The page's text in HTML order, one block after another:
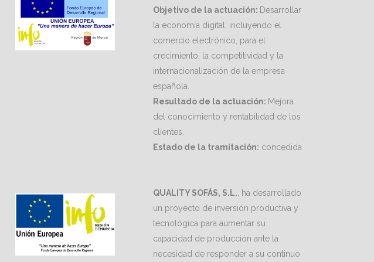
Objetivo de la actuación: Desarrollar
la economía digital, incluyendo el
comercio electrónico, para el
crecimiento, la competitividad y la
internacionalización de la empresa
española.
Resultado de la actuación: Mejora
del conocimiento y rentabilidad de los
clientes.
Estado de la tramitación: concedida
QUALITY SOFÁS, S.L. , ha desarrollado
un proyecto de inversión productiva y
tecnológica para aumentar su
capacidad de producción ante la
necesidad de responder a su continuo